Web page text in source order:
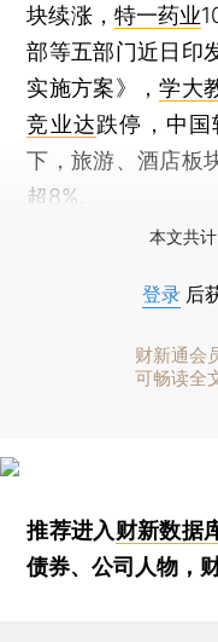
块续涨， 特一药业
部等五部门近日印
实施方案》，学大
竞业达跌停，中
下，旅游、酒店板
超8%。
本文共
登录 后
财新通会
可畅读全
推荐进入财新数据
债券、公司人物，